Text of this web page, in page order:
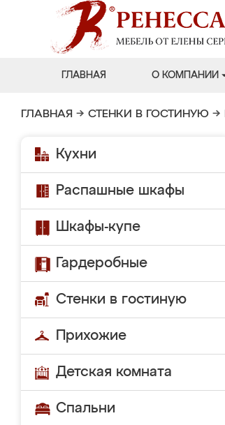
ГЛАВНАЯ О КОМПАНИИ
ГЛАВНАЯ → СТЕНКИ В ГОСТИНУЮ →
Кухни
Распашные шкафы
Шкафы-купе
Гардеробные
Стенки в гостиную
Прихожие
Детская комната
Спальни